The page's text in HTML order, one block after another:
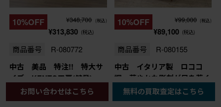
10%OFF ¥348,700 (税込)
¥313,830 (税込)
商品番号 R-080772
中古 美品 特注!! 特大サ
イズ KENTO工房(健登)
アンティーク調 ロココ様式
のデザインの15世ダイニング
10%OFF ¥99,000 (税込)
¥89,100 (税込)
商品番号 R-080155
中古 イタリア製 ロココ
調 華やかな彫刻が目を惹く
1人掛けソファ (R-080155)
お問い合わせはこちら 無料の買取査定はこちら